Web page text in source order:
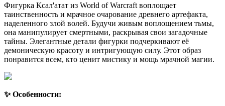
Фигурка Ксал'атат из World of Warcraft воплощает
таинственность и мрачное очарование древнего артефакта,
наделенного злой волей. Будучи живым воплощением тьмы,
она манипулирует смертными, раскрывая свои загадочные
тайны. Элегантные детали фигурки подчеркивают её
демоническую красоту и интригующую силу. Этот образ
понравится всем, кто ценит мистику и мощь мрачной магии.
✨ Особенности: